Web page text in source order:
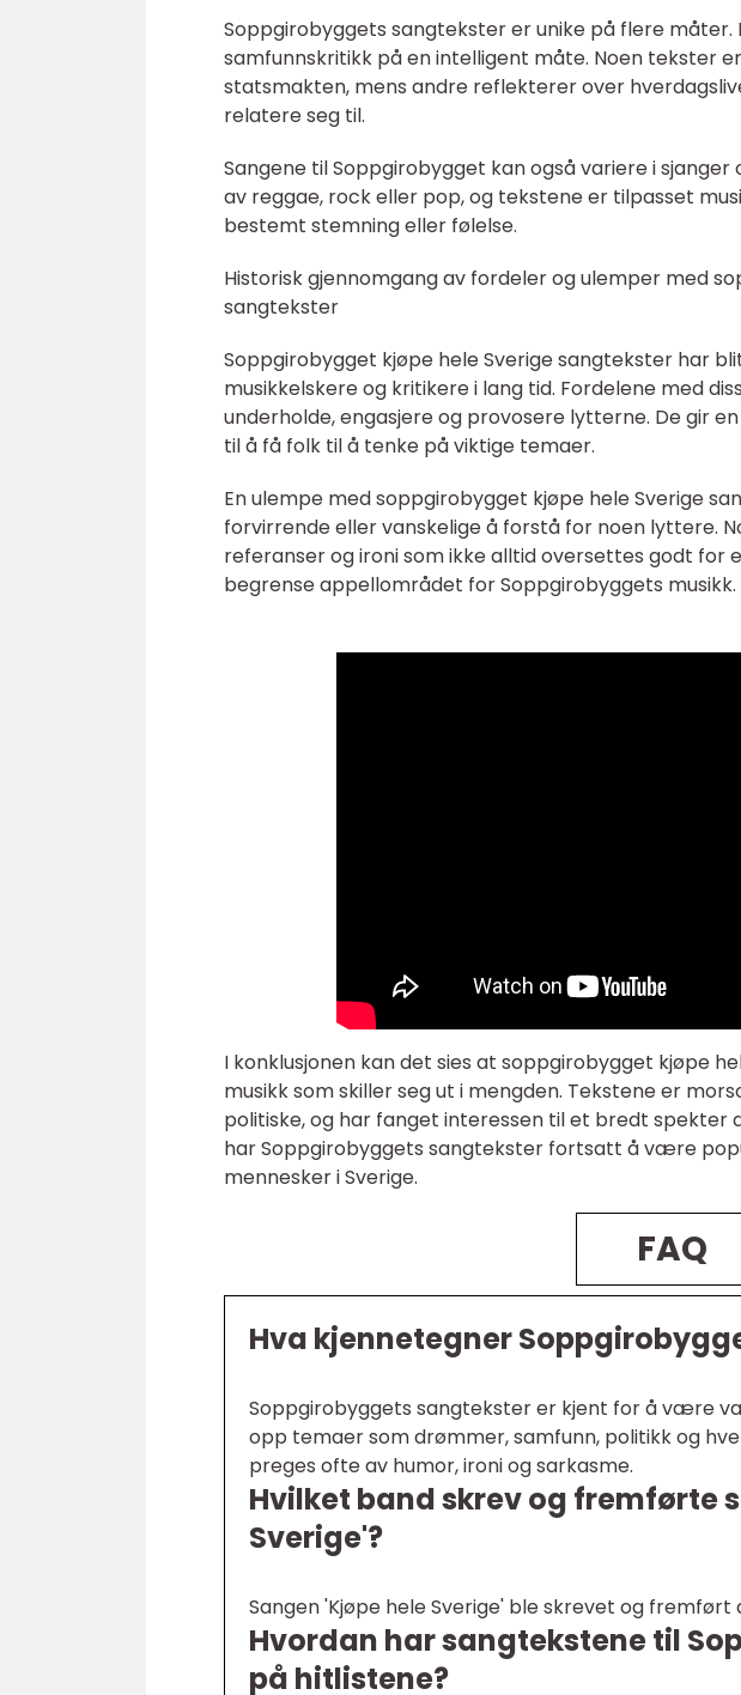
Soppgirobyggets sangtekster er unike på flere
samfunnskritikk på en intelligent måte. Noen tekster
statsmakten, mens andre reflekterer over
relatere seg til.
Sangene til Soppgirobygget kan også variere i
av reggae, rock eller pop, og tekstene er tilpasset
bestemt stemning eller følelse.
Historisk gjennomgang av fordeler og ulemper med
sangtekster
Soppgirobygget kjøpe hele Sverige sangtekster har
musikkelskere og kritikere i lang tid. Fordelene med
underholde, engasjere og provosere lytterne. De gir
til å få folk til å tenke på viktige temaer.
En ulempe med soppgirobygget kjøpe hele Sverige
forvirrende eller vanskelige å forstå for noen lyttere.
referanser og ironi som ikke alltid oversettes godt for
begrense appellområdet for Soppgirobyggets musikk.
I konklusjonen kan det sies at soppgirobygget kjøpe
musikk som skiller seg ut i mengden. Tekstene er
politiske, og har fanget interessen til et bredt spekter
har Soppgirobyggets sangtekster fortsatt å være
mennesker i Sverige.
FAQ
Hva kjennetegner
Soppgirobyggets sangtekster er kjent for å være
opp temaer som drømmer, samfunn, politikk og
preges ofte av humor, ironi og sarkasme.
Hvilket band skrev og fremførte
Sverige'?
Sangen 'Kjøpe hele Sverige' ble skrevet og
Hvordan har sangtekstene til
på hitlistene?